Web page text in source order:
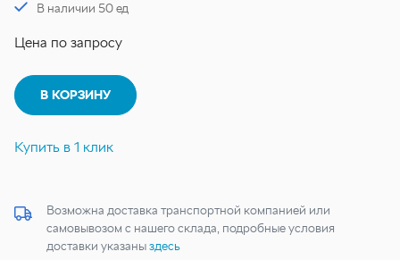
В наличии 50 ед
Цена по запросу
В КОРЗИНУ
Купить в 1 клик
Возможна доставка транспортной компанией или
самовывозом с нашего склада, подробные условия
доставки указаныздесь